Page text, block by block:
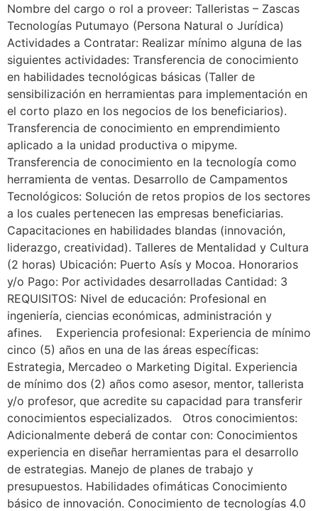
Nombre del cargo o rol a proveer: Talleristas – Zascas
Tecnologías Putumayo (Persona Natural o Jurídica)
Actividades a Contratar: Realizar mínimo alguna de las
siguientes actividades: Transferencia de conocimiento
en habilidades tecnológicas básicas (Taller de
sensibilización en herramientas para implementación en
el corto plazo en los negocios de los beneficiarios).
Transferencia de conocimiento en emprendimiento
aplicado a la unidad productiva o mipyme.
Transferencia de conocimiento en la tecnología como
herramienta de ventas. Desarrollo de Campamentos
Tecnológicos: Solución de retos propios de los sectores
a los cuales pertenecen las empresas beneficiarias.
Capacitaciones en habilidades blandas (innovación,
liderazgo, creatividad). Talleres de Mentalidad y Cultura
(2 horas) Ubicación: Puerto Asís y Mocoa. Honorarios
y/o Pago: Por actividades desarrolladas Cantidad: 3
REQUISITOS: Nivel de educación: Profesional en
ingeniería, ciencias económicas, administración y
afines. Experiencia profesional: Experiencia de mínimo
cinco (5) años en una de las áreas específicas:
Estrategia, Mercadeo o Marketing Digital. Experiencia
de mínimo dos (2) años como asesor, mentor, tallerista
y/o profesor, que acredite su capacidad para transferir
conocimientos especializados. Otros conocimientos:
Adicionalmente deberá de contar con: Conocimientos
experiencia en diseñar herramientas para el desarrollo
de estrategias. Manejo de planes de trabajo y
presupuestos. Habilidades ofimáticas Conocimiento
básico de innovación. Conocimiento de tecnologías 4.0